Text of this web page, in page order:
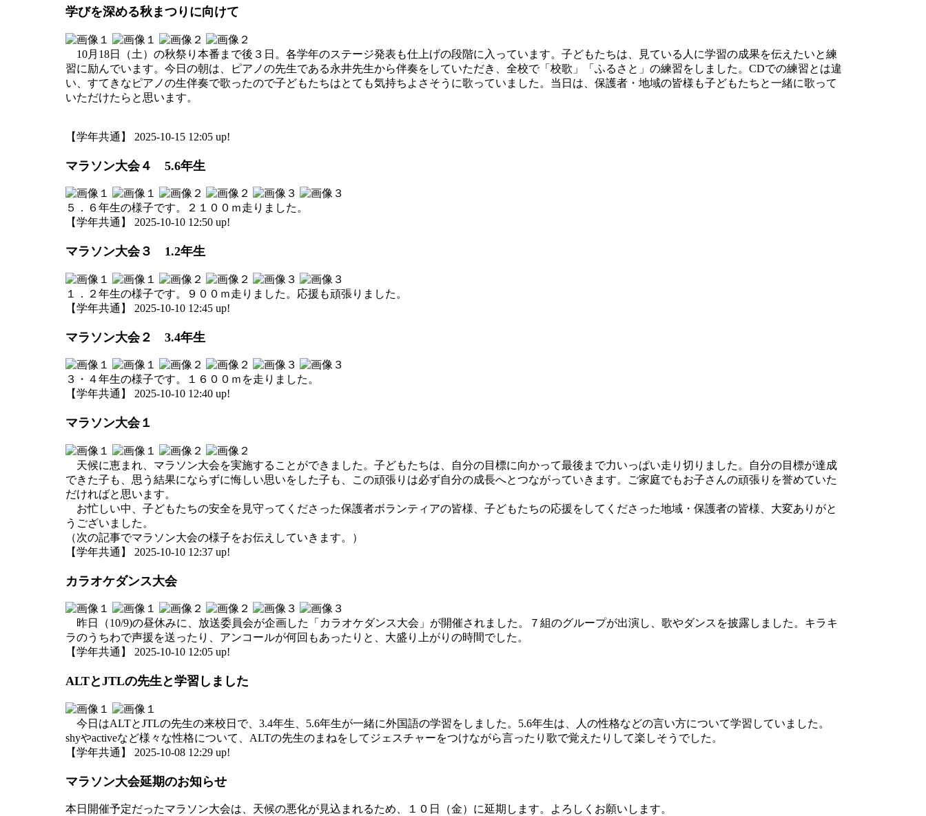
学びを深める秋まつりに向けて
10月18日（土）の秋祭り本番まで後３日。各学年のステージ発表も仕上げの段階に入っています。子どもたちは、見ている人に学習の成果を伝えたいと練
習に励んでいます。今日の朝は、ピアノの先生である永井先生から伴奏をしていただき、全校で「校歌」「ふるさと」の練習をしました。CDでの練習とは違
い、すてきなピアノの生伴奏で歌ったので子どもたちはとても気持ちよさそうに歌っていました。当日は、保護者・地域の皆様も子どもたちと一緒に歌って
いただけたらと思います。
【学年共通】 2025-10-15 12:05 up!
マラソン大会４ 5.6年生
５．６年生の様子です。２１００ｍ走りました。
【学年共通】 2025-10-10 12:50 up!
マラソン大会３ 1.2年生
１．２年生の様子です。９００ｍ走りました。応援も頑張りました。
【学年共通】 2025-10-10 12:45 up!
マラソン大会２ 3.4年生
３・４年生の様子です。１６００ｍを走りました。
【学年共通】 2025-10-10 12:40 up!
マラソン大会１
天候に恵まれ、マラソン大会を実施することができました。子どもたちは、自分の目標に向かって最後まで力いっぱい走り切りました。自分の目標が達成
できた子も、思う結果にならずに悔しい思いをした子も、この頑張りは必ず自分の成長へとつながっていきます。ご家庭でもお子さんの頑張りを誉めていた
だければと思います。
お忙しい中、子どもたちの安全を見守ってくださった保護者ボランティアの皆様、子どもたちの応援をしてくださった地域・保護者の皆様、大変ありがと
うございました。
（次の記事でマラソン大会の様子をお伝えしていきます。）
【学年共通】 2025-10-10 12:37 up!
カラオケダンス大会
昨日（10/9)の昼休みに、放送委員会が企画した「カラオケダンス大会」が開催されました。７組のグループが出演し、歌やダンスを披露しました。キラキ
ラのうちわで声援を送ったり、アンコールが何回もあったりと、大盛り上がりの時間でした。
【学年共通】 2025-10-10 12:05 up!
ALTとJTLの先生と学習しました
今日はALTとJTLの先生の来校日で、3.4年生、5.6年生が一緒に外国語の学習をしました。5.6年生は、人の性格などの言い方について学習していました。
shyやactiveなど様々な性格について、ALTの先生のまねをしてジェスチャーをつけながら言ったり歌で覚えたりして楽しそうでした。
【学年共通】 2025-10-08 12:29 up!
マラソン大会延期のお知らせ
本日開催予定だったマラソン大会は、天候の悪化が見込まれるため、１０日（金）に延期します。よろしくお願いします。